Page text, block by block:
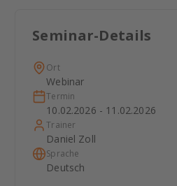
Seminar-Details
Ort
Webinar
Termin
10.02.2026 - 11.02.2026
Trainer
Daniel Zoll
Sprache
Deutsch